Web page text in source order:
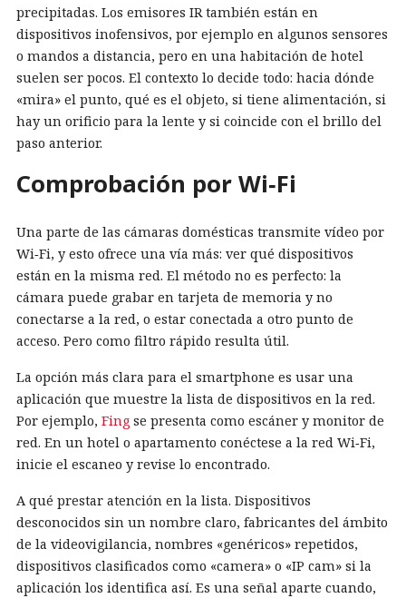
precipitadas. Los emisores IR también están en
dispositivos inofensivos, por ejemplo en algunos sensores
o mandos a distancia, pero en una habitación de hotel
suelen ser pocos. El contexto lo decide todo: hacia dónde
«mira» el punto, qué es el objeto, si tiene alimentación, si
hay un orificio para la lente y si coincide con el brillo del
paso anterior.
Comprobación por Wi‑Fi
Una parte de las cámaras domésticas transmite vídeo por
Wi‑Fi, y esto ofrece una vía más: ver qué dispositivos
están en la misma red. El método no es perfecto: la
cámara puede grabar en tarjeta de memoria y no
conectarse a la red, o estar conectada a otro punto de
acceso. Pero como filtro rápido resulta útil.
La opción más clara para el smartphone es usar una
aplicación que muestre la lista de dispositivos en la red.
Por ejemplo, Fing se presenta como escáner y monitor de
red. En un hotel o apartamento conéctese a la red Wi‑Fi,
inicie el escaneo y revise lo encontrado.
A qué prestar atención en la lista. Dispositivos
desconocidos sin un nombre claro, fabricantes del ámbito
de la videovigilancia, nombres «genéricos» repetidos,
dispositivos clasificados como «camera» o «IP cam» si la
aplicación los identifica así. Es una señal aparte cuando,